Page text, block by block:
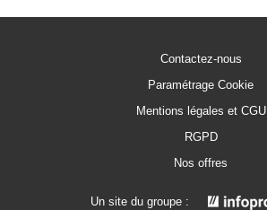
Contactez-nous
Paramétrage Cookie
Mentions légales et CGU
RGPD
Nos offres
Un site du groupe :